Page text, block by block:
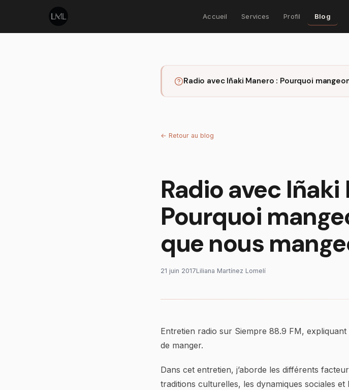
Accueil Services Profil Blog
Radio avec Iñaki Manero : Pourquoi
← Retour au blog
Radio avec Iñaki
Pourquoi
que nous
21 juin 2017Liliana Martínez Lomelí
Entretien radio sur Siempre 88.9 FM,
de manger.
Dans cet entretien, j’aborde les différents
traditions culturelles, les dynamiques sociales